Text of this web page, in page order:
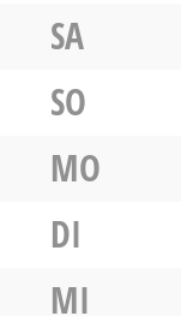
SA
SO
MO
DI
MI